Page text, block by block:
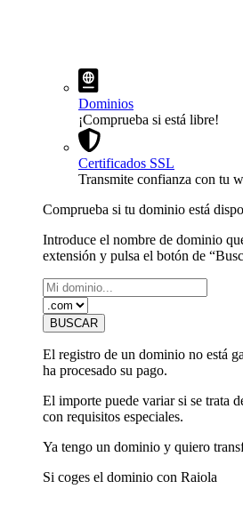
Dominios
¡Comprueba si está libre!
Certificados SSL
Transmite confianza con tu
Comprueba si tu dominio está
Introduce el nombre de dominio
extensión y pulsa el botón de
El registro de un dominio no está
ha procesado su pago.
El importe puede variar si se trata
con requisitos especiales.
Ya tengo un dominio y quiero
Si coges el dominio con Raiola